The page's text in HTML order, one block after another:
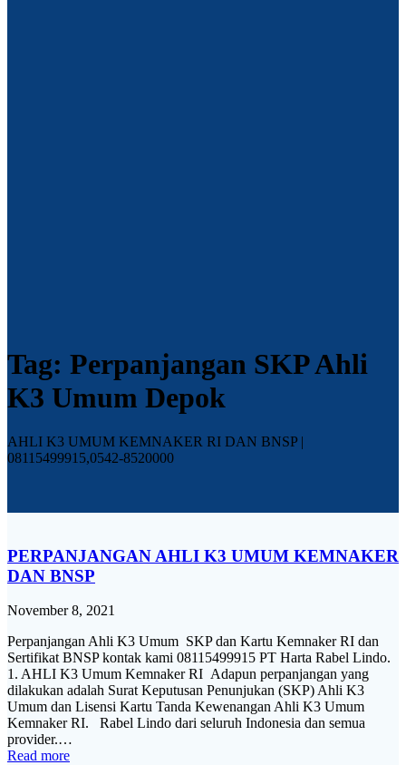
Tag: Perpanjangan SKP Ahli
K3 Umum Depok
AHLI K3 UMUM KEMNAKER RI DAN BNSP |
08115499915,0542-8520000
PERPANJANGAN AHLI K3 UMUM KEMNAKER
DAN BNSP
November 8, 2021
Perpanjangan Ahli K3 Umum SKP dan Kartu Kemnaker RI dan
Sertifikat BNSP kontak kami 08115499915 PT Harta Rabel Lindo.
1. AHLI K3 Umum Kemnaker RI Adapun perpanjangan yang
dilakukan adalah Surat Keputusan Penunjukan (SKP) Ahli K3
Umum dan Lisensi Kartu Tanda Kewenangan Ahli K3 Umum
Kemnaker RI. Rabel Lindo dari seluruh Indonesia dan semua
provider.…
Read more